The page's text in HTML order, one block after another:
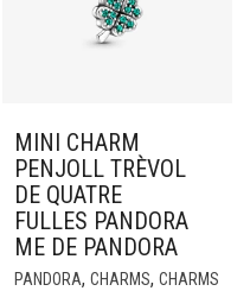
MINI CHARM
PENJOLL TRÈVOL
DE QUATRE
FULLES PANDORA
ME DE PANDORA
PANDORA, CHARMS, CHARMS